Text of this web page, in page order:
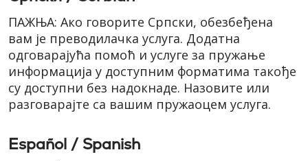
ПАЖЊА: Ако говорите Cрпски, обезбеђена
вам је преводилачка услуга. Додатна
одговарајућа помоћ и услуге за пружање
информација у доступним форматима такође
су доступни без надокнаде. Назовите или
разговарајте са вашим пружаоцем услуга.
Español / Spanish